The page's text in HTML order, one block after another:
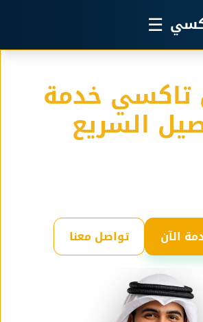
☰
تاكسي خدمة
السريع
الآن تواصل معنا